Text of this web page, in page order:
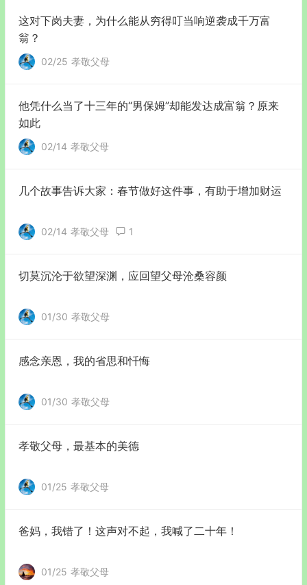
这对下岗夫妻，为什么能从穷得叮当响逆袭成千万富
翁？
02/25 孝敬父母
他凭什么当了十三年的“男保姆”却能发达成富翁？原来
如此
02/14 孝敬父母
几个故事告诉大家：春节做好这件事，有助于增加财运
02/14 孝敬父母 1
切莫沉沦于欲望深渊，应回望父母沧桑容颜
01/30 孝敬父母
感念亲恩，我的省思和忏悔
01/30 孝敬父母
孝敬父母，最基本的美德
01/25 孝敬父母
爸妈，我错了！这声对不起，我喊了二十年！
01/25 孝敬父母